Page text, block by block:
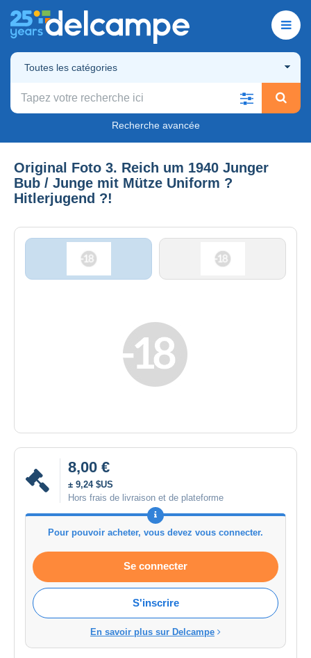
Toutes les catégories
Recherche avancée
Original Foto 3. Reich um 1940 Junger
Bub / Junge mit Mütze Uniform ?
Hitlerjugend ?!
8,00 €
± 9,24 $US
Hors frais de livraison et de plateforme
Pour pouvoir acheter, vous devez vous connecter.
Se connecter
S'inscrire
En savoir plus sur Delcampe